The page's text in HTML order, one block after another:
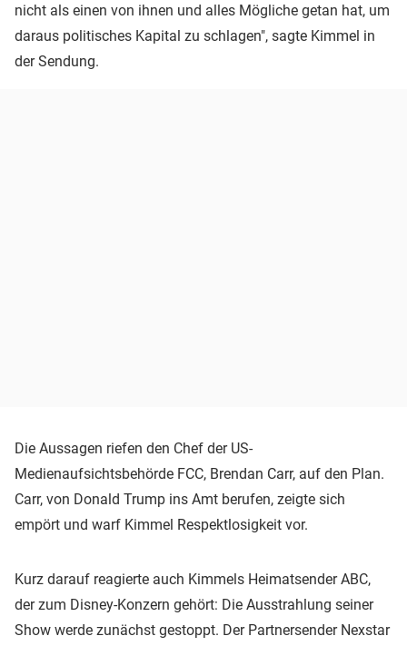
nicht als einen von ihnen und alles Mögliche getan hat, um
daraus politisches Kapital zu schlagen", sagte Kimmel in
der Sendung.
Die Aussagen riefen den Chef der US-
Medienaufsichtsbehörde FCC, Brendan Carr, auf den Plan.
Carr, von Donald Trump ins Amt berufen, zeigte sich
empört und warf Kimmel Respektlosigkeit vor.
Kurz darauf reagierte auch Kimmels Heimatsender ABC,
der zum Disney-Konzern gehört: Die Ausstrahlung seiner
Show werde zunächst gestoppt. Der Partnersender Nexstar